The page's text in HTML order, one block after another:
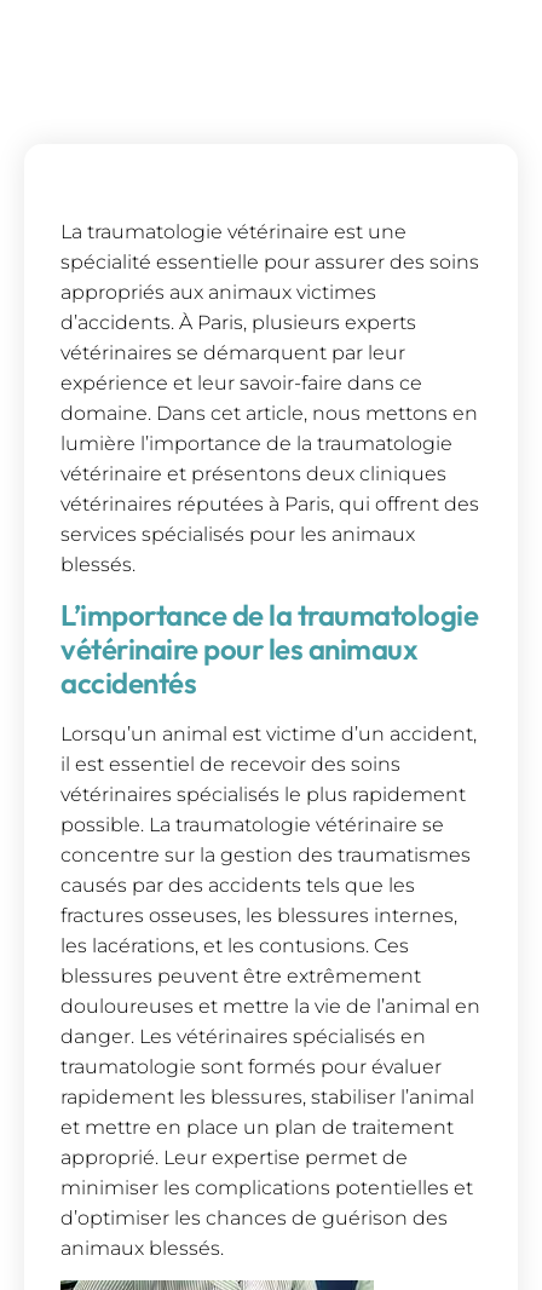
La traumatologie vétérinaire est une
spécialité essentielle pour assurer des soins
appropriés aux animaux victimes
d’accidents. À Paris, plusieurs experts
vétérinaires se démarquent par leur
expérience et leur savoir-faire dans ce
domaine. Dans cet article, nous mettons en
lumière l’importance de la traumatologie
vétérinaire et présentons deux cliniques
vétérinaires réputées à Paris, qui offrent des
services spécialisés pour les animaux
blessés.
L’importance de la traumatologie
vétérinaire pour les animaux
accidentés
Lorsqu’un animal est victime d’un accident,
il est essentiel de recevoir des soins
vétérinaires spécialisés le plus rapidement
possible. La traumatologie vétérinaire se
concentre sur la gestion des traumatismes
causés par des accidents tels que les
fractures osseuses, les blessures internes,
les lacérations, et les contusions. Ces
blessures peuvent être extrêmement
douloureuses et mettre la vie de l’animal en
danger. Les vétérinaires spécialisés en
traumatologie sont formés pour évaluer
rapidement les blessures, stabiliser l’animal
et mettre en place un plan de traitement
approprié. Leur expertise permet de
minimiser les complications potentielles et
d’optimiser les chances de guérison des
animaux blessés.